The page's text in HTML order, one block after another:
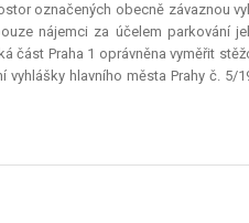
označených obecně závaznou
nájemci za účelem parkování
část Praha 1 oprávněna vyměřit
hlavního města Prahy č. 5/